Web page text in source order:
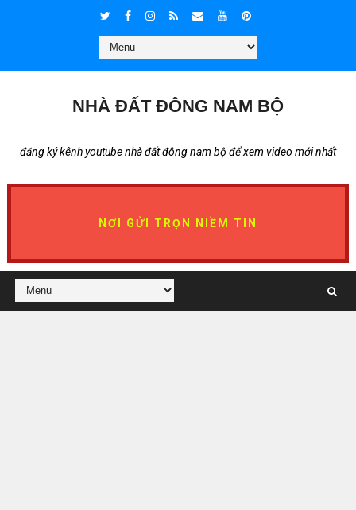
NHÀ ĐẤT ĐÔNG NAM BỘ
đăng ký kênh youtube nhà đất đông nam bộ để xem video mới nhất
NƠI GỬI TRỌN NIỀM TIN